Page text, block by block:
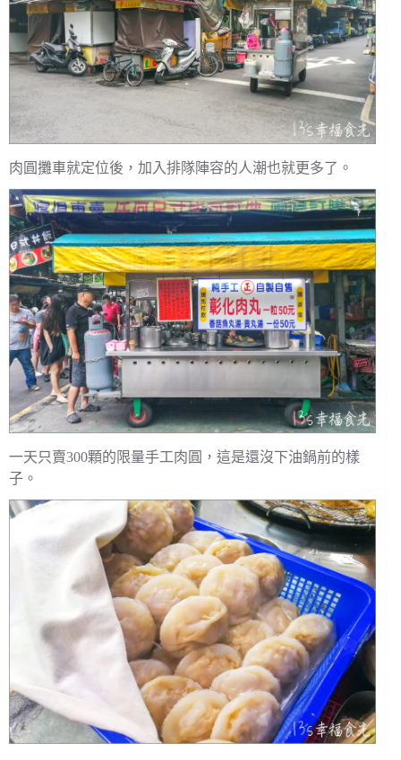
肉圓攤車就定位後，加入排隊陣容的人潮也就更多了。
一天只賣300顆的限量手工肉圓，這是還沒下油鍋前的樣
子。